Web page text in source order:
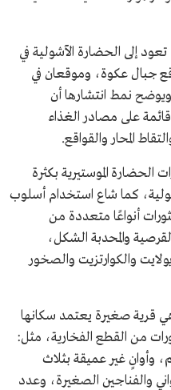
إلى الحضارة الآشولية في
جبال عكوة، وموقعان في
نمط انتشارها أن
قائمة على مصادر الغذاء
المحار والقواقع.
الحضارة الموستيرية بكثرة
كما شاع استخدام أسلوب
أنواعًا متعددة من
والمحدبة الشكل،
والكوارتزيت والصخور
قرية صغيرة يعتمد سكانها
من القطع الفخارية، مثل:
وأوانٍ غير عميقة بثلاث
والفناجين الصغيرة، وعدد